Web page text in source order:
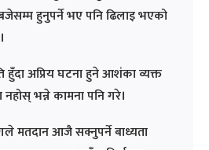
हुनुपर्ने भए पनि ढिलाइ भएको
हुँदा अप्रिय घटना हुने आशंका व्यक्त
भन्ने कामना पनि गरे।
मतदान आजै सक्नुपर्ने बाध्यता